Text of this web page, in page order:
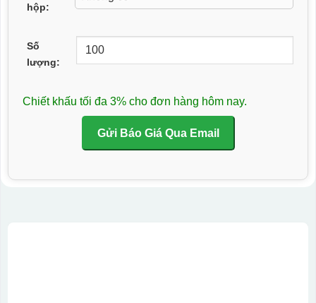
hộp:
Số
lượng:
Chiết khấu tối đa 3% cho đơn hàng hôm nay.
Gửi Báo Giá Qua Email